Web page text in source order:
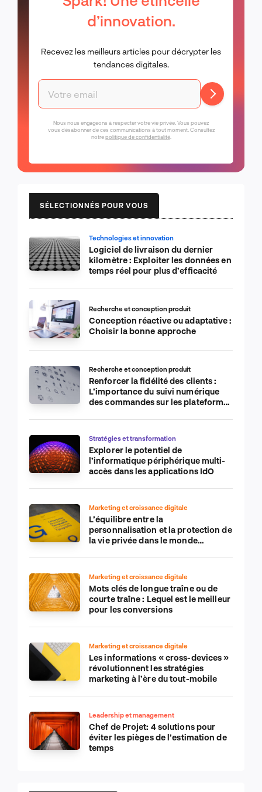
d’innovation.
Recevez les meilleurs articles pour décrypter les
tendances digitales.
Nous nous engageons à respecter votre vie privée. Vous pouvez
vous désabonner de ces communications à tout moment. Consultez
notrepolitique de confidentialité.
SÉLECTIONNÉS POUR VOUS
Technologies et innovation
Logiciel de livraison du dernier
kilomètre : Exploiter les données en
temps réel pour plus d’efficacité
Recherche et conception produit
Conception réactive ou adaptative :
Choisir la bonne approche
Recherche et conception produit
Renforcer la fidélité des clients :
L’importance du suivi numérique
des commandes sur les plateformes
Stratégies et transformation
Explorer le potentiel de
l’informatique périphérique multi-
accès dans les applications IdO
Marketing et croissance digitale
L’équilibre entre la
personnalisation et la protection de
la vie privée dans le monde
Marketing et croissance digitale
Mots clés de longue traîne ou de
courte traîne : Lequel est le meilleur
pour les conversions
Marketing et croissance digitale
Les informations « cross-devices »
révolutionnent les stratégies
marketing à l’ère du tout-mobile
Leadership et management
Chef de Projet: 4 solutions pour
éviter les pièges de l’estimation de
temps